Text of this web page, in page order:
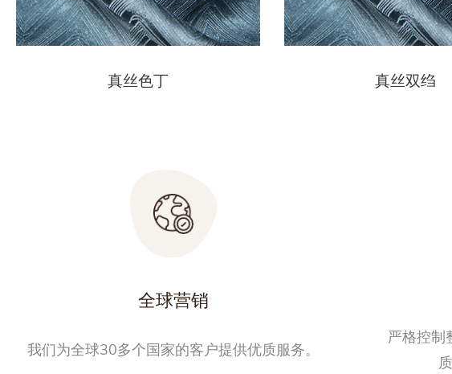
真丝色丁 真丝双绉
全球营销
我们为全球30多个国家的客户提供优质服务。
严格控制